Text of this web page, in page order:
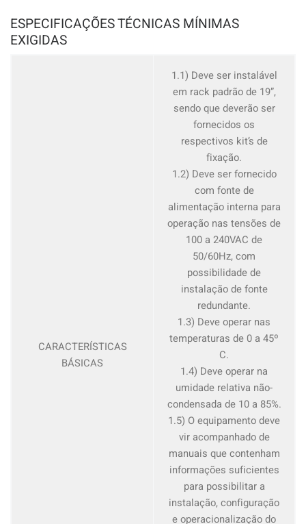
ESPECIFICAÇÕES TÉCNICAS MÍNIMAS
EXIGIDAS
CARACTERÍSTICAS
BÁSICAS
1.1) Deve ser instalável
em rack padrão de 19”,
sendo que deverão ser
fornecidos os
respectivos kit’s de
fixação.
1.2) Deve ser fornecido
com fonte de
alimentação interna para
operação nas tensões de
100 a 240VAC de
50/60Hz, com
possibilidade de
instalação de fonte
redundante.
1.3) Deve operar nas
temperaturas de 0 a 45º
C.
1.4) Deve operar na
umidade relativa não-
condensada de 10 a 85%.
1.5) O equipamento deve
vir acompanhado de
manuais que contenham
informações suficientes
para possibilitar a
instalação, configuração
e operacionalização do